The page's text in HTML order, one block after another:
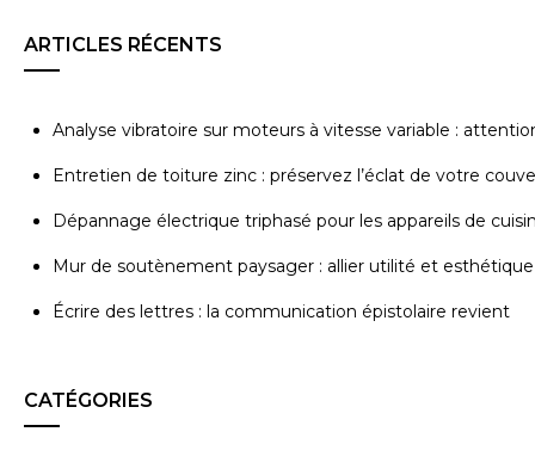
ARTICLES RÉCENTS
Analyse vibratoire sur moteurs à vitesse variable :
Entretien de toiture zinc : préservez l’éclat de votre
Dépannage électrique triphasé pour les appareils de
Mur de soutènement paysager : allier utilité et esthétique
Écrire des lettres : la communication épistolaire revient
CATÉGORIES